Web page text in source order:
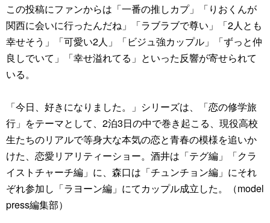
この投稿にファンからは「一番の推しカプ」「りおくんが
関西に会いに行ったんだね」「ラブラブで尊い」「2人とも
幸せそう」「可愛い2人」「ビジュ強カップル」「ずっと仲
良しでいて」「幸せ溢れてる」といった反響が寄せられて
いる。
「今日、好きになりました。」シリーズは、「恋の修学旅
行」をテーマとして、2泊3日の中で巻き起こる、現役高校
生たちのリアルで等身大な本気の恋と青春の模様を追いか
けた、恋愛リアリティーショー。酒井は「テグ編」「クラ
イストチャーチ編」に、森口は「チュンチョン編」にそれ
ぞれ参加し「ラヨーン編」にてカップル成立した。（model
press編集部）